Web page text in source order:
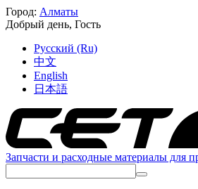
Город: Алматы
Добрый день, Гость
Русский (Ru)
中文
English
日本語
Запчасти и расходные материалы для